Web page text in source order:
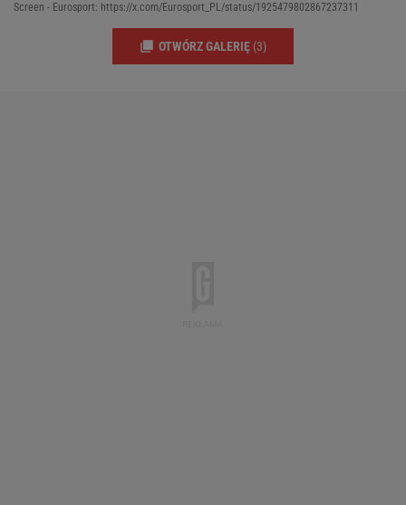
Screen - Eurosport: https://x.com/Eurosport_PL/status/1925479802867237311
OTWÓRZ GALERIĘ (3)